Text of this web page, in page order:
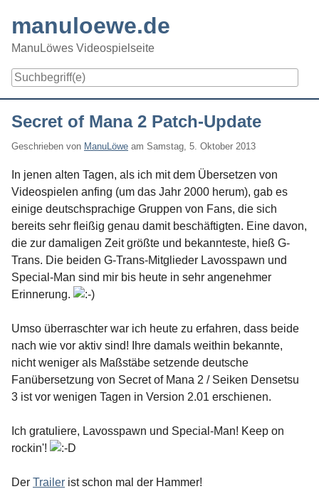
content
manuloewe.de
ManuLöwes Videospielseite
Secret of Mana 2 Patch-Update
Geschrieben von ManuLöwe am Samstag, 5. Oktober 2013
In jenen alten Tagen, als ich mit dem Übersetzen von
Videospielen anfing (um das Jahr 2000 herum), gab es
einige deutschsprachige Gruppen von Fans, die sich
bereits sehr fleißig genau damit beschäftigten. Eine davon,
die zur damaligen Zeit größte und bekannteste, hieß G-
Trans. Die beiden G-Trans-Mitglieder Lavosspawn und
Special-Man sind mir bis heute in sehr angenehmer
Erinnerung.
Umso überraschter war ich heute zu erfahren, dass beide
nach wie vor aktiv sind! Ihre damals weithin bekannte,
nicht weniger als Maßstäbe setzende deutsche
Fanübersetzung von Secret of Mana 2 / Seiken Densetsu
3 ist vor wenigen Tagen in Version 2.01 erschienen.
Ich gratuliere, Lavosspawn und Special-Man! Keep on
rockin'!
Der Trailer ist schon mal der Hammer!